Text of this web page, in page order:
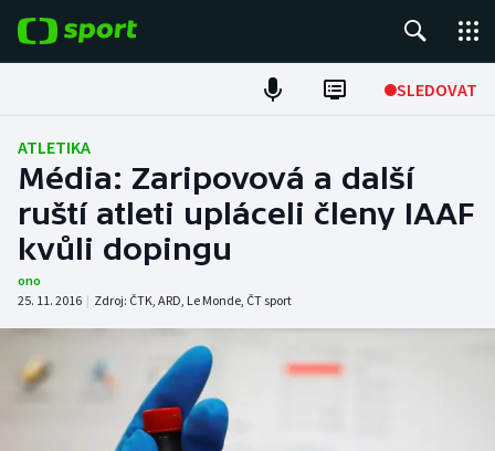
SLEDOVAT
Fotbal
Hokej
Tenis
Atletika
ATLETIKA
Média: Zaripovová a další
ruští atleti upláceli členy IAAF
kvůli dopingu
ono
25. 11. 2016 | Zdroj: ČTK, ARD, Le Monde, ČT sport